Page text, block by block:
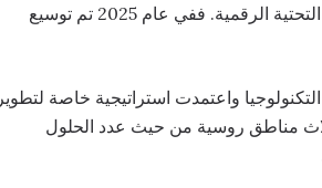
وجاءت مقاطعة تشيليابينسك بين القادة بفضل التطور السريع في البنية التحتية الرقمية. ففي عام 2025 تم توسيع
في قطاع التكنولوجيا واعتمدت استراتيجية خاصة لتطوير
مناطق روسية من حيث عدد الحلول